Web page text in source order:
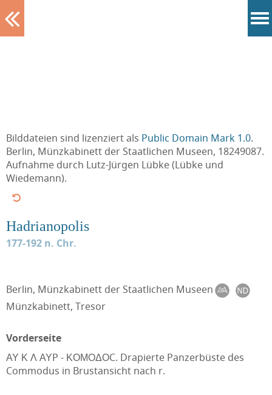
Bilddateien sind lizenziert als Public Domain Mark 1.0.
Berlin, Münzkabinett der Staatlichen Museen, 18249087.
Aufnahme durch Lutz-Jürgen Lübke (Lübke und
Wiedemann).
Hadrianopolis
177-192 n. Chr.
Berlin, Münzkabinett der Staatlichen Museen
Münzkabinett, Tresor
Vorderseite
ΑΥ Κ Λ ΑΥP - ΚΟΜΟΔΟC. Drapierte Panzerbüste des
Commodus in Brustansicht nach r.